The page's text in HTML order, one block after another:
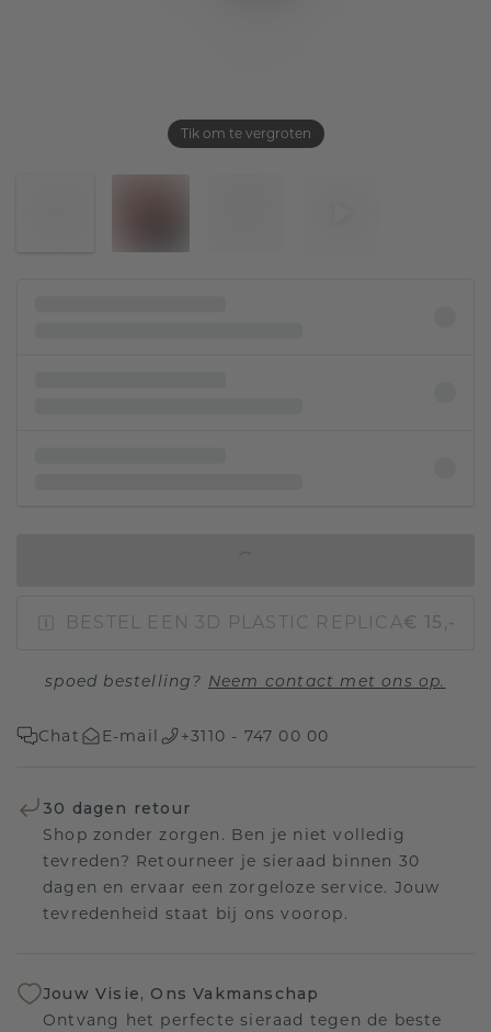
Tik om te vergroten
BESTEL EEN 3D PLASTIC REPLICA€ 15,-
spoed bestelling? Neem contact met ons op.
Chat E-mail +3110 - 747 00 00
30 dagen retour
Shop zonder zorgen. Ben je niet volledig
tevreden? Retourneer je sieraad binnen 30
dagen en ervaar een zorgeloze service. Jouw
tevredenheid staat bij ons voorop.
Jouw Visie, Ons Vakmanschap
Ontvang het perfecte sieraad tegen de beste